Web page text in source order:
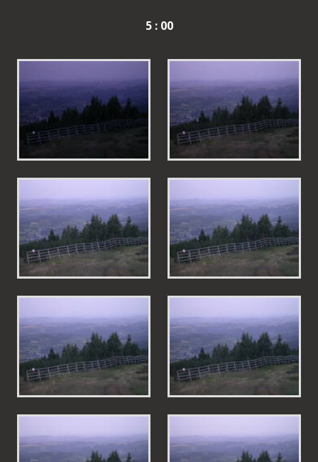
5 : 00